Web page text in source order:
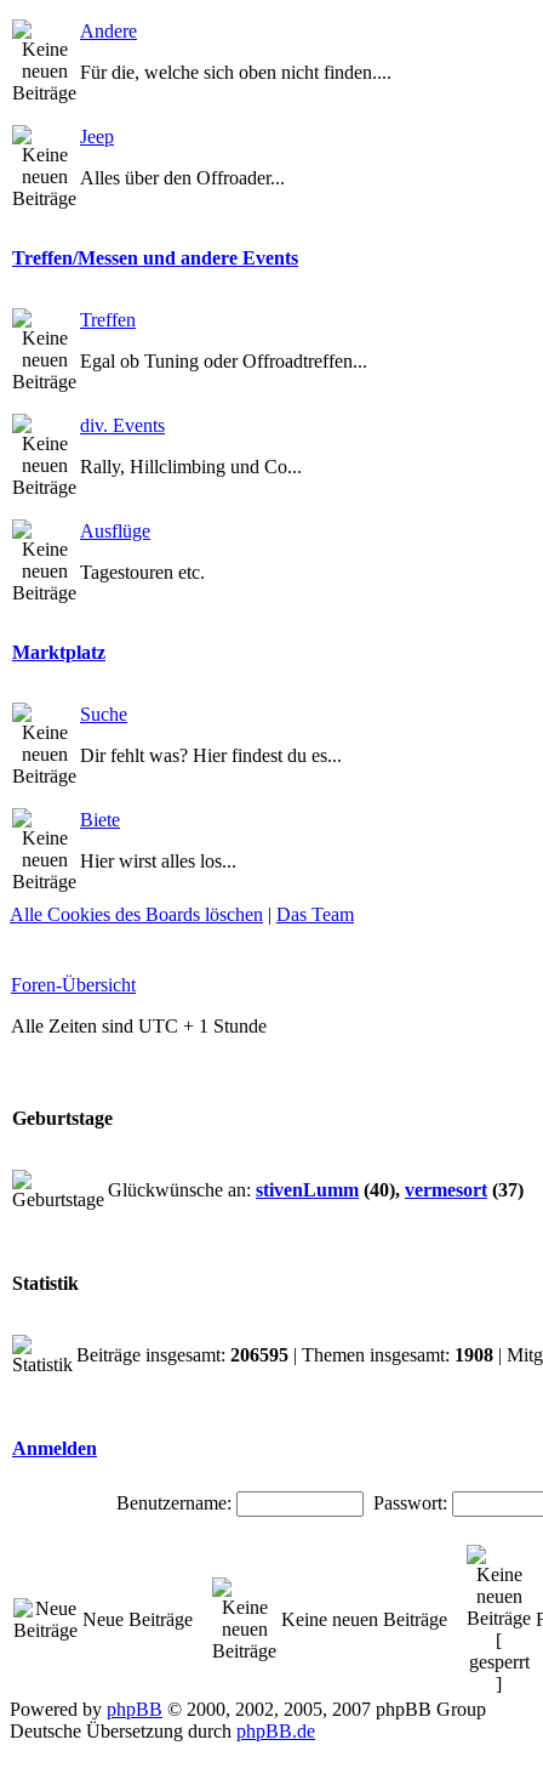
Andere
Für die, welche sich oben nicht finden....
Jeep
Alles über den Offroader...
Treffen/Messen und andere Events
Treffen
Egal ob Tuning oder Offroadtreffen...
div. Events
Rally, Hillclimbing und Co...
Ausflüge
Tagestouren etc.
Marktplatz
Suche
Dir fehlt was? Hier findest du es...
Biete
Hier wirst alles los...
Alle Cookies des Boards löschen | Das Team
Foren-Übersicht
Alle Zeiten sind UTC + 1 Stunde
Geburtstage
Glückwünsche an: stivenLumm (40), vermesort (37)
Statistik
Beiträge insgesamt: 206595 | Themen insgesamt: 1908 |
Anmelden
Benutzername: Passwort:
Neue Beiträge Keine neuen Beiträge
Powered by phpBB © 2000, 2002, 2005, 2007 phpBB Group
Deutsche Übersetzung durch phpBB.de